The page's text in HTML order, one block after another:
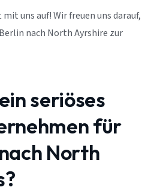
uns auf! Wir freuen uns darauf,
nach North Ayrshire zur
seriöses
für
North